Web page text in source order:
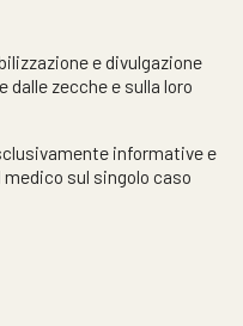
e divulgazione
zecche e sulla loro
informative e
sul singolo caso